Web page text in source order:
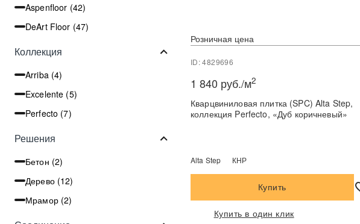
Aspenfloor (42)
DeArt Floor (47)
Коллекция
Arriba (4)
Excelente (5)
Perfecto (7)
Решения
Бетон (2)
Дерево (12)
Мрамор (2)
Розничная цена
ID: 4829696
1 840 руб./м2
Кварцвиниловая плитка (SPC) Alta Step,
коллекция Perfecto, «Дуб коричневый»
Alta Step КНР
Купить
Купить в один клик